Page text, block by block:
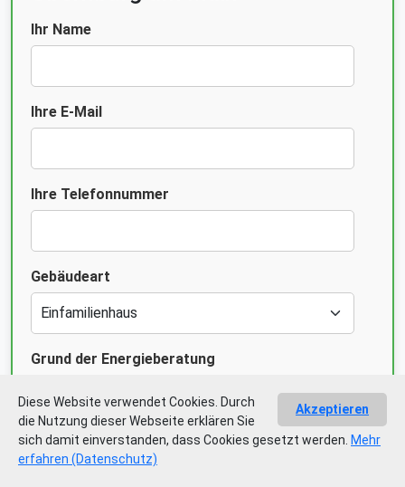
Ihr Name
Ihre E-Mail
Ihre Telefonnummer
Gebäudeart
Grund der Energieberatung
Ich habe den Datenschutz gelesen und
verstanden
Akzeptieren
Diese Website verwendet Cookies. Durch
die Nutzung dieser Webseite erklären Sie
sich damit einverstanden, dass Cookies gesetzt werden. Mehr
erfahren (Datenschutz)